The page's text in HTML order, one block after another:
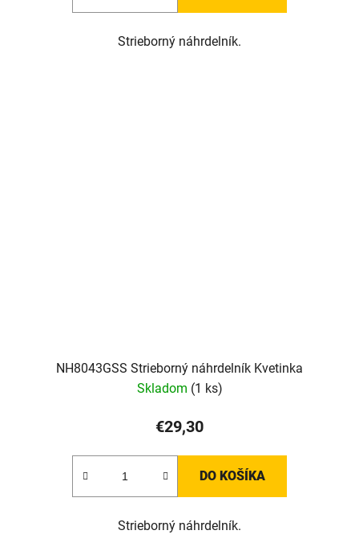
Strieborný náhrdelník.
NH8043GSS Strieborný náhrdelník Kvetinka
Skladom (1 ks)
€29,30
DO KOŠÍKA
Strieborný náhrdelník.